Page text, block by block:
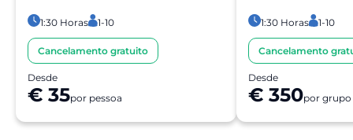
1:30 Horas 1-10
Cancelamento gratuito
Desde
€ 35por pessoa
1:30 Horas 1-10
Cancelamento
Desde
€ 350por grupo